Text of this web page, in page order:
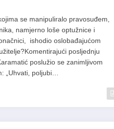
se manipuliralo pravosuđem,
namjerno loše optužnice i
ishodio oslobađajućom
posljednju
poslužio se zanimljivom
„Uhvati, poljubi…